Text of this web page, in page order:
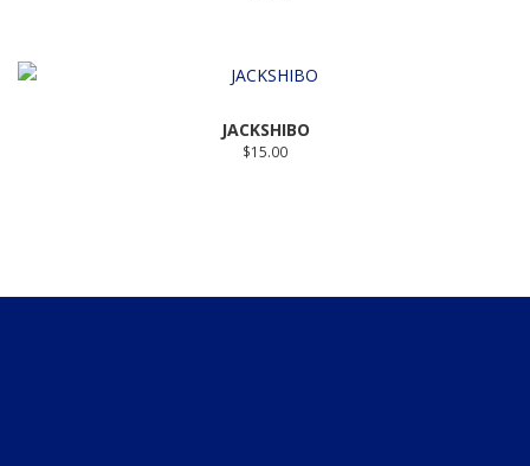
JACKSHIBO
$15.00